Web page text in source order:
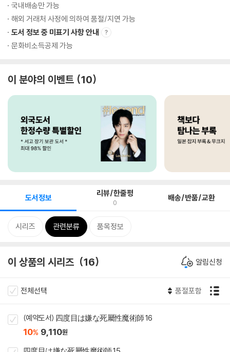
국내배송만 가능
해외 거래처 사정에 의하여 품절/지연 가능
도서 정보 중 미표기 사항 안내
문화비소득공제 가능
이 분야의 이벤트 10
도서정보 리뷰/한줄평
0 배송/반품/교환
시리즈 관련분류 품목정보
이 상품의 시리즈 16 알림신청
전체선택 품절포함
(예약도서) 四度目は嫌な死屬性魔術師 16
10% 9,110원